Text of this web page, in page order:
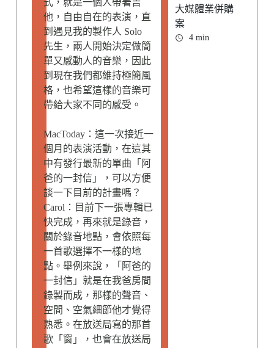
式，就是一個人帶著吉
他，自由自在的表演，直
到遇見我的製作人 Solo
先生，兩人開始決定做簡
單又感動人的音樂，因此
到現在我們都維持極簡風
格，也希望這樣的音樂可
帶給大家不同的感受。
MacToday：這一次接近一
個月的表演活動，在這其
中有發行最新的單曲「阿
爸的一封信」，可以方便
談一下目前的計畫嗎？
Carol：目前下一張專輯已
快完成，再來就是錄音，
關於錄音地點，會依照每
一首歌選擇不一樣的地
點。舉例來說，「阿爸的
一封信」就是在我爸房間
錄製而成，那樣的聲音、
空間、空氣細節他才覺得
熟悉。在放送局寫的那首
歌「窗」，也會在放送局
大媒體業併購
案
4 min